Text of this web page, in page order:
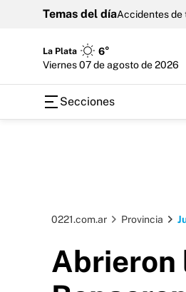
Temas del díaAccidentes de
La Plata
6°
viernes 07 de agosto de 2026
Secciones
0221.com.ar Provincia
Abrieron